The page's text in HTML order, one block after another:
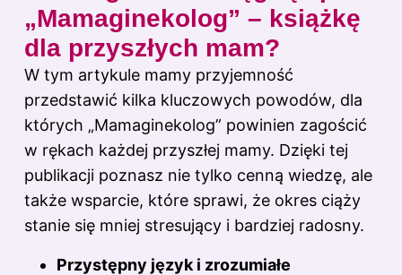
„Mamaginekolog” – książkę
dla przyszłych mam?
W tym artykule mamy przyjemność
przedstawić kilka kluczowych powodów, dla
których „Mamaginekolog” powinien zagościć
w rękach każdej przyszłej mamy. Dzięki tej
publikacji poznasz nie tylko cenną wiedzę, ale
także wsparcie, które sprawi, że okres ciąży
stanie się mniej stresujący i bardziej radosny.
Przystępny język i zrozumiałe